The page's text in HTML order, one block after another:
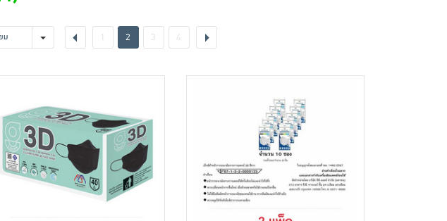
ม 1 2 3 4